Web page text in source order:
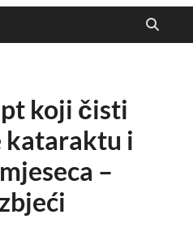
koji čisti
kataraktu i
–